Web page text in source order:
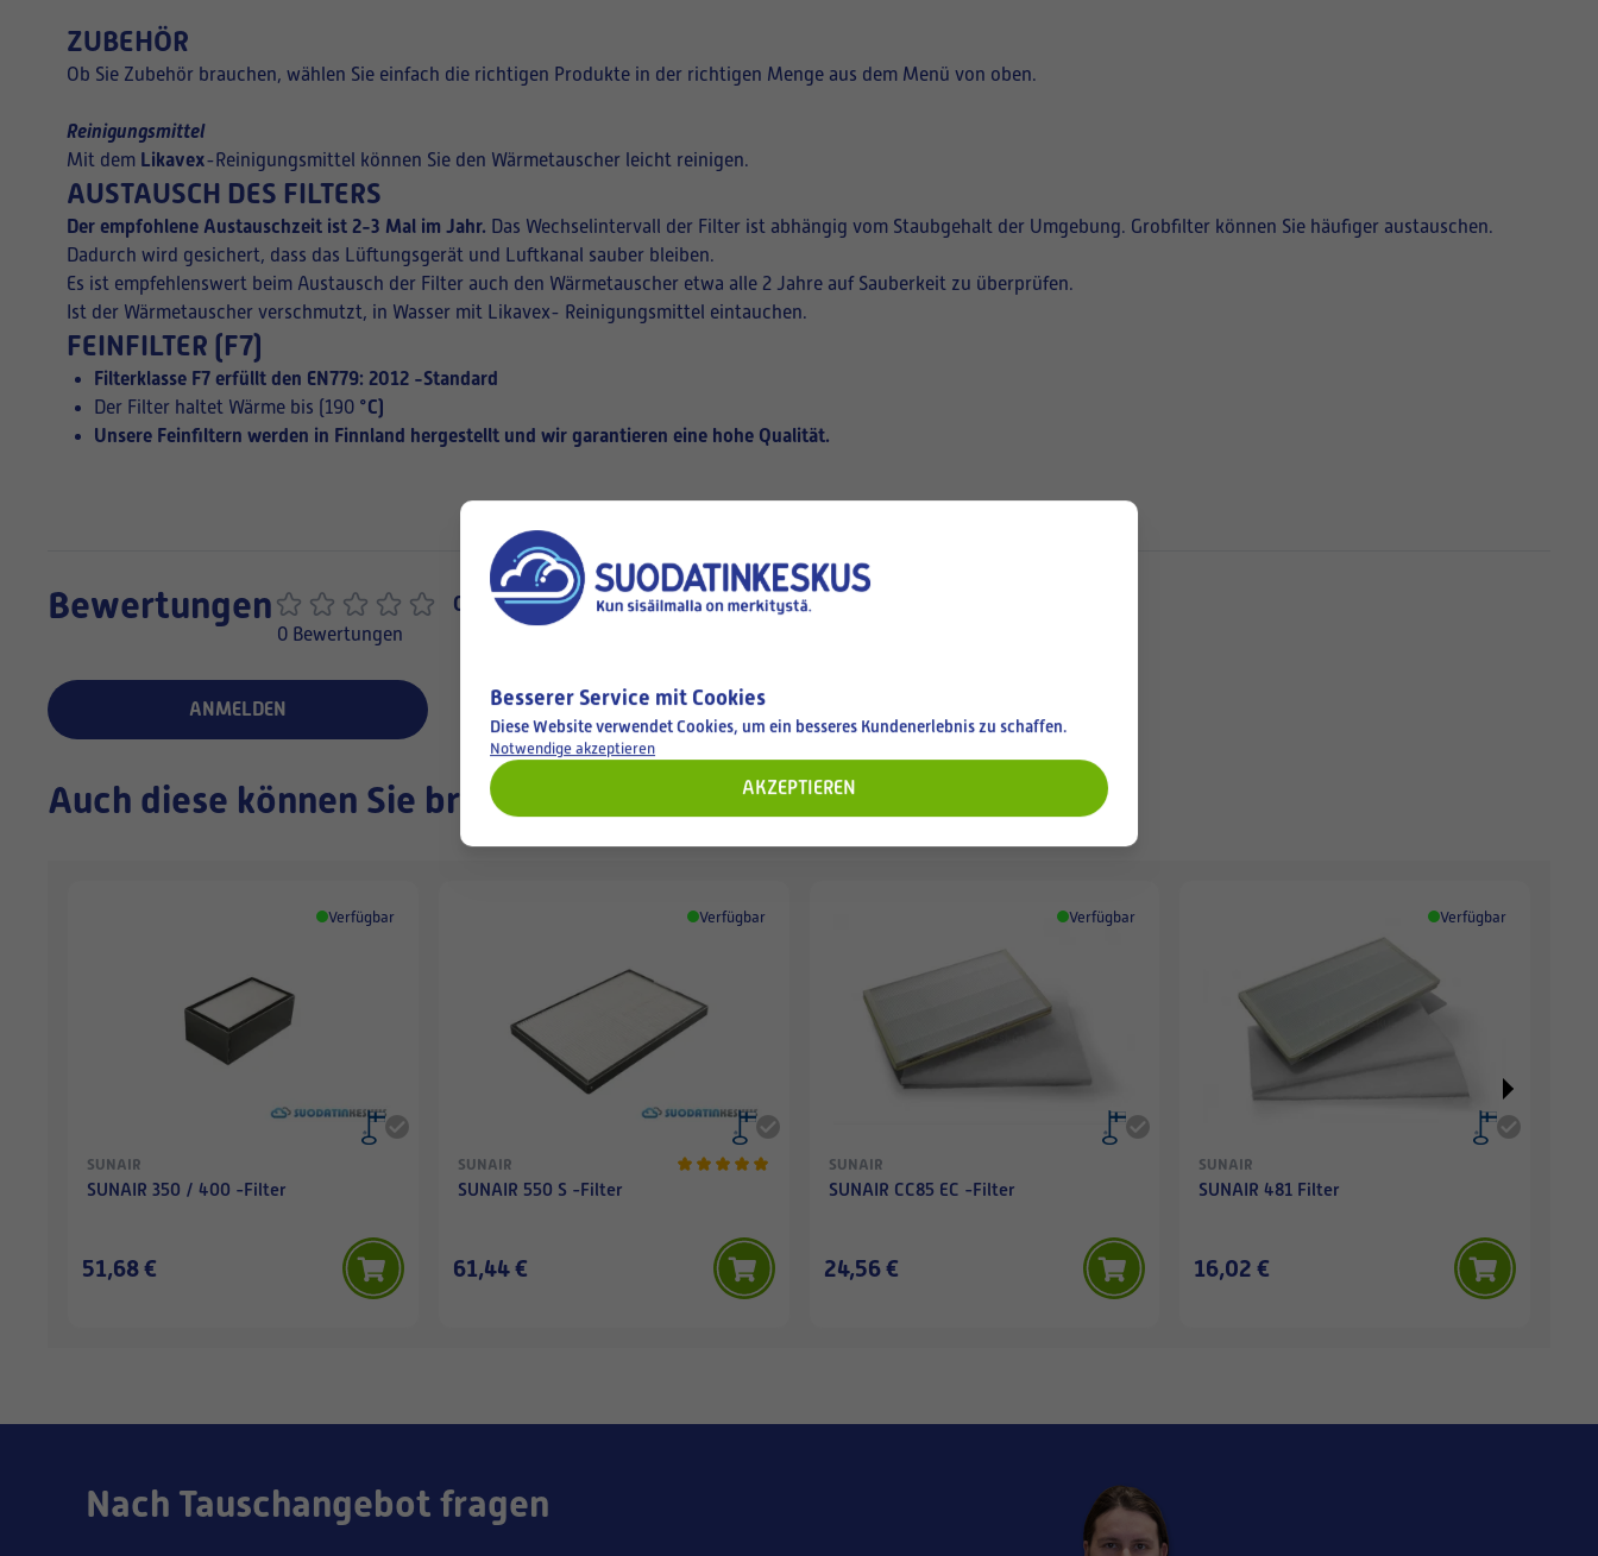
ZUBEHÖR
Ob Sie Zubehör brauchen, wählen Sie einfach die richtigen Produkte in der richtigen Menge aus dem Menü von oben.
Reinigungsmittel
Mit dem Likavex-Reinigungsmittel können Sie den Wärmetauscher leicht reinigen.
AUSTAUSCH DES FILTERS
Der empfohlene Austauschzeit ist 2-3 Mal im Jahr. Das Wechselintervall der Filter ist abhängig vom Staubgehalt der Umgebung. Grobfilter können Sie häufiger austauschen.
Dadurch wird gesichert, dass das Lüftungsgerät und Luftkanal sauber bleiben.
Es ist empfehlenswert beim Austausch der Filter auch den Wärmetauscher etwa alle 2 Jahre auf Sauberkeit zu überprüfen.
Ist der Wärmetauscher verschmutzt, in Wasser mit Likavex- Reinigungsmittel eintauchen.
FEINFILTER (F7)
Filterklasse F7 erfüllt den EN779: 2012 -Standard
Der Filter haltet Wärme bis (190 °C)
Unsere Feinfiltern werden in Finnland hergestellt und wir garantieren eine hohe Qualität.
Bewertungen 0,0
0 Bewertungen
ANMELDEN
Auch diese können Sie brauchen
Verfügbar
SUNAIR
SUNAIR 350 / 400 -Filter
51,68 €
Verfügbar
SUNAIR
SUNAIR 550 S -Filter
61,44 €
Verfügbar
SUNAIR
SUNAIR CC85 EC -Filter
24,56 €
Verfügbar
SUNAIR
SUNAIR 481 Filter
16,02 €
Nach Tauschangebot fragen
Besserer Service mit Cookies
Diese Website verwendet Cookies, um ein besseres Kundenerlebnis zu schaffen.
Notwendige akzeptieren
AKZEPTIEREN